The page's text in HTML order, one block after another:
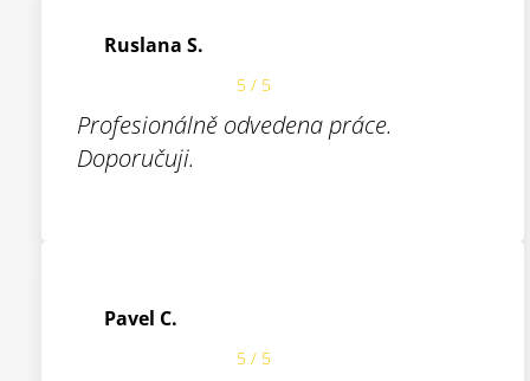
Ruslana S.
5 / 5
Profesionálně odvedena práce.
Doporučuji.
Pavel C.
5 / 5